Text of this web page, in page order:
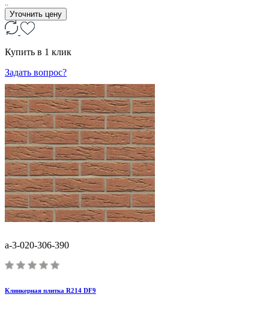
Уточнить цену
Купить в 1 клик
Задать вопрос?
a-3-020-306-390
Клинкерная плитка R214 DF9